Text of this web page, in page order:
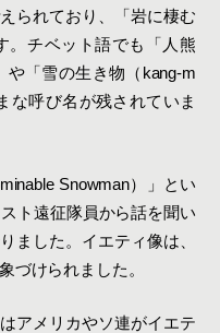
られており、「岩に棲む
。チベット語でも「人熊
や「雪の生き物（kang-m
な呼び名が残されていま
Snowman）」とい
ト遠征隊員から話を聞い
ました。イエティ像は、
づけられました。
アメリカやソ連がイエテ